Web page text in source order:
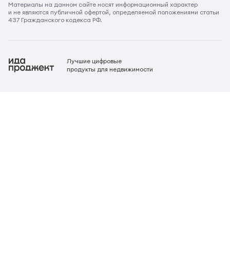
Материалы на данном сайте носят информационный характер
и не являются публичной офертой, определяемой положениями статьи
437 Гражданского кодекса РФ.
Лучшие цифровые
продукты для недвижимости